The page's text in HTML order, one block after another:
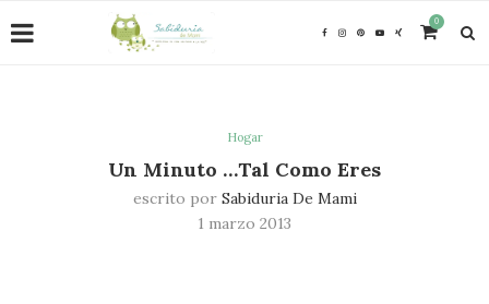
0
Hogar
Un Minuto …Tal Como Eres
escrito por Sabiduria De Mami
1 marzo 2013